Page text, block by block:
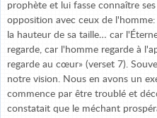
prophète et lui fasse connaître
opposition avec ceux de
la hauteur de sa taille… car
regarde, car l'homme regarde à
regarde au cœur» (verset 7).
notre vision. Nous en avons un
commence par être troublé et
constatait que le méchant